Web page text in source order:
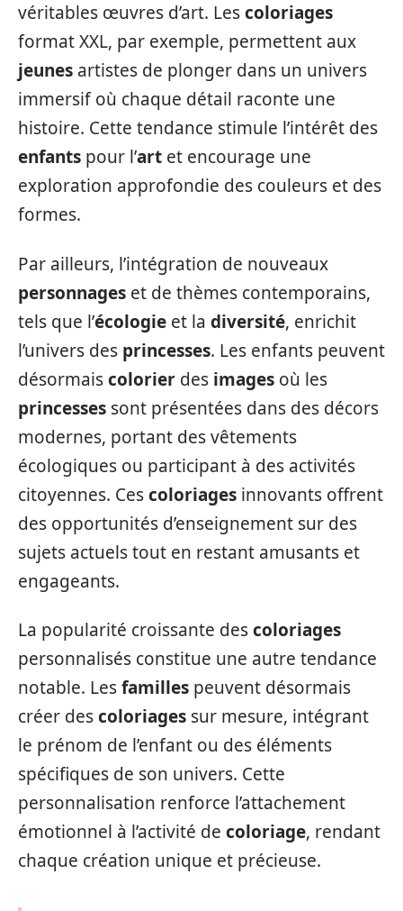
véritables œuvres d’art. Lescoloriages
format XXL, par exemple, permettent aux
jeunes artistes de plonger dans un univers
immersif où chaque détail raconte une
histoire. Cette tendance stimule l’intérêt des
enfants pour l’art et encourage une
exploration approfondie des couleurs et des
formes.
Par ailleurs, l’intégration de nouveaux
personnages et de thèmes contemporains,
tels que l’écologie et la diversité, enrichit
l’univers des princesses. Les enfants peuvent
désormaiscolorier des images où les
princesses sont présentées dans des décors
modernes, portant des vêtements
écologiques ou participant à des activités
citoyennes. Cescoloriages innovants offrent
des opportunités d’enseignement sur des
sujets actuels tout en restant amusants et
engageants.
La popularité croissante descoloriages
personnalisés constitue une autre tendance
notable. Lesfamilles peuvent désormais
créer descoloriages sur mesure, intégrant
le prénom de l’enfant ou des éléments
spécifiques de son univers. Cette
personnalisation renforce l’attachement
émotionnel à l’activité de coloriage, rendant
chaque création unique et précieuse.